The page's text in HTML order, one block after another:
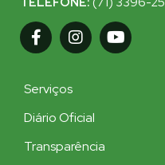
Serviços
Diário Oficial
Transparência